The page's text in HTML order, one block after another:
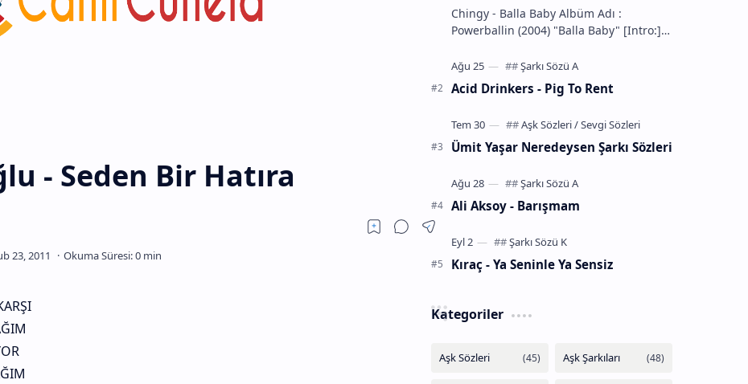
- Seden Bir Hatıra
Chingy - Balla Baby Albüm Adı :
Powerballin (2004) "Balla Baby" [Intro:]
That's m…
Acid Drinkers - Pig To Rent
Ümit Yaşar Neredeysen Şarkı Sözleri
Ali Aksoy - Barışmam
Kıraç - Ya Seninle Ya Sensiz
Kategoriler